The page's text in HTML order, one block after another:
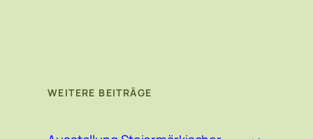
WEITERE BEITRÄGE